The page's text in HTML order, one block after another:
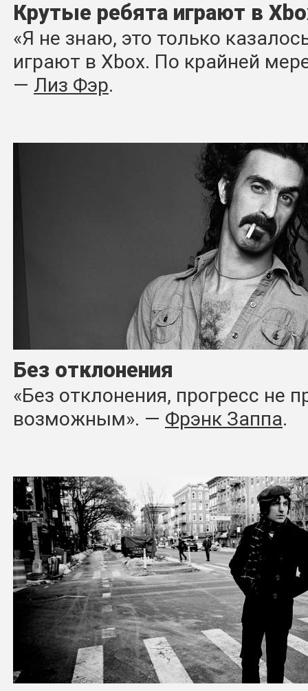
Крутые ребята играют в
«Я не знаю, это только
играют в Xbox. По крайней
― Лиз Фэр.
Без отклонения
«Без отклонения, прогресс не
возможным». ― Фрэнк Заппа.